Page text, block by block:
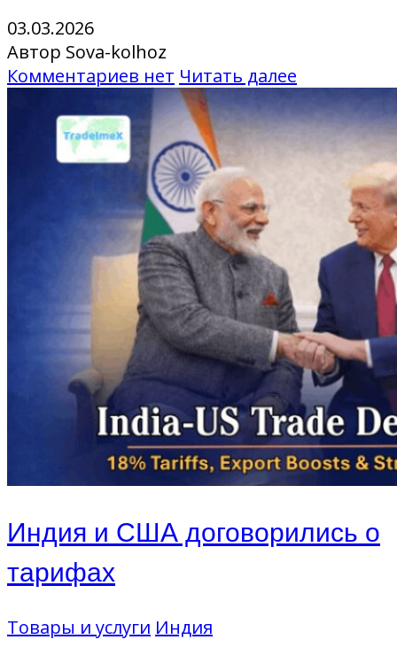
03.03.2026
Автор Sova-kolhoz
Комментариев нет Читать далее
Индия и США договорились о
тарифах
Товары и услуги Индия